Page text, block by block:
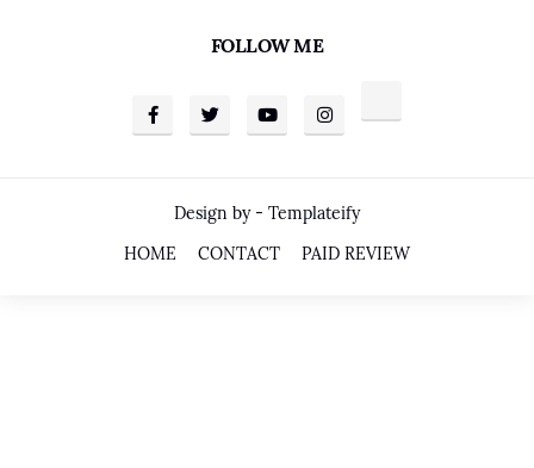
FOLLOW ME
Design by - Templateify
HOME
CONTACT PAID REVIEW